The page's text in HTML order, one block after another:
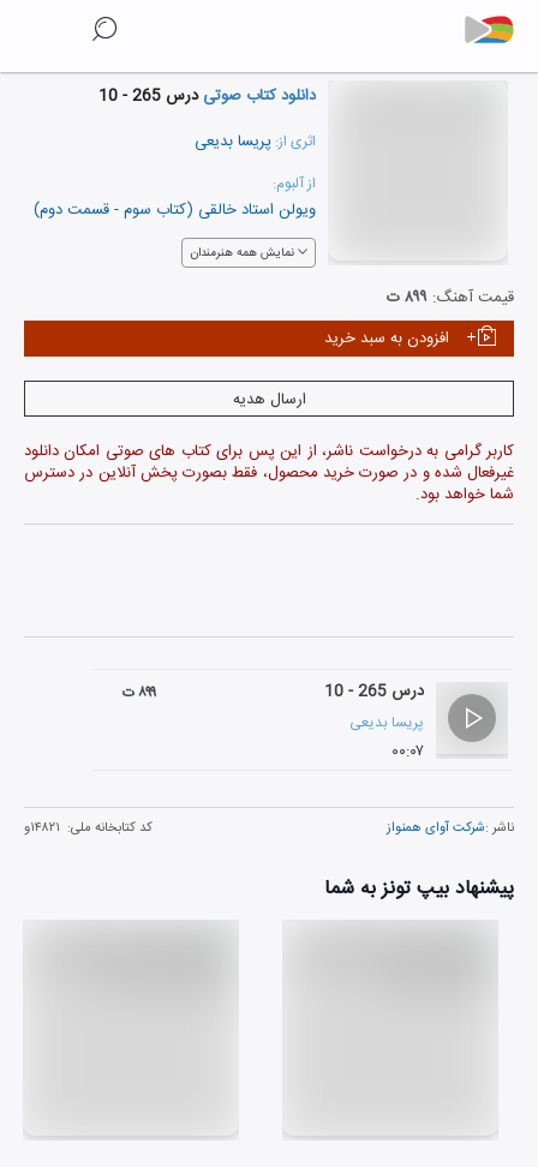
دانلود کتاب صوتیدرس 265 - 10
اثری از: پریسا بدیعی
از آلبوم:
ویولن استاد خالقی (کتاب سوم - قسمت دوم)
نمایش همه هنرمندان
قیمت آهنگ: ۸۹۹ ت
افزودن به سبد خرید
ارسال هدیه
کاربر گرامی به درخواست ناشر، از این پس برای کتاب های صوتی امکان دانلود
غیرفعال شده و در صورت خرید محصول، فقط بصورت پخش آنلاین در دسترس
شما خواهد بود.
درس 265 - 10
پریسا بدیعی
۰۰:۰۷
۸۹۹ ت
ناشر :شرکت آوای همنواز کد کتابخانه ملی: ۱۴۸۲۱و
پیشنهاد بیپ تونز به شما